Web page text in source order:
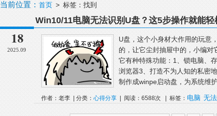
当前位置： 首页 > 标签：找到
18
2025.09
Win10/11电脑无法识别U盘？这5步操作就能
U盘，这个小身材大作用的玩意
的，让它尘封抽屉中的，小编对
它有种特殊功能：1、锁电脑、
浏览器3、打造不为人知的私密
制作成winpe启动盘，为系统维
作者：老李 | 分类： 心得分享 | 阅读：6588次 | 标签： 电脑 无法